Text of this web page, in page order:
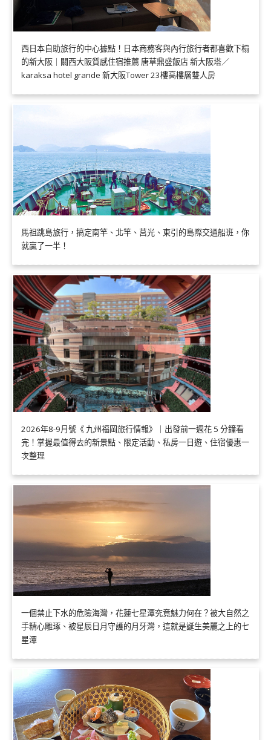
西日本自助旅行的中心據點！日本商務客與內行旅行者都喜歡下榻
的新大阪｜關西大阪質感住宿推薦 唐草鼎盛飯店 新大阪塔／
karaksa hotel grande 新大阪Tower 23樓高樓層雙人房
馬祖跳島旅行，搞定南竿、北竿、莒光、東引的島際交通船班，你
就贏了一半！
2026年8-9月號《 九州福岡旅行情報》｜出發前一週花 5 分鐘看
完！掌握最值得去的新景點、限定活動、私房一日遊、住宿優惠一
次整理
一個禁止下水的危險海灣，花蓮七星潭究竟魅力何在？被大自然之
手精心雕琢、被星辰日月守護的月牙灣，這就是誕生美麗之上的七
星潭